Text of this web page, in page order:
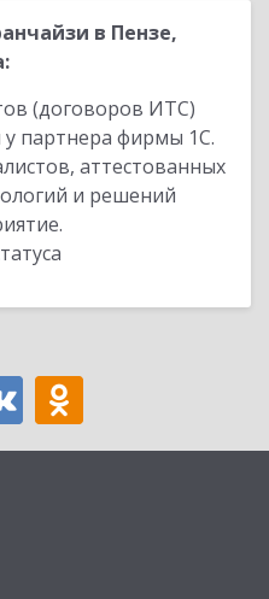
в Пензе,
(договоров ИТС)
партнера фирмы 1С.
аттестованных
и решений